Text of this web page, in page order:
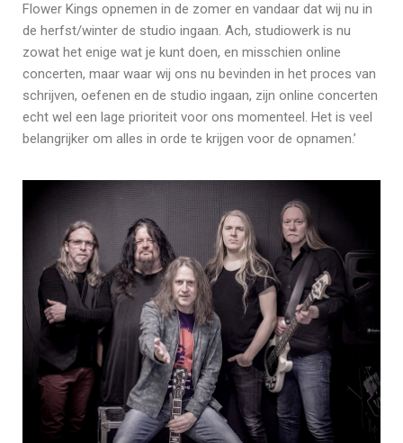
Flower Kings opnemen in de zomer en vandaar dat wij nu in
de herfst/winter de studio ingaan. Ach, studiowerk is nu
zowat het enige wat je kunt doen, en misschien online
concerten, maar waar wij ons nu bevinden in het proces van
schrijven, oefenen en de studio ingaan, zijn online concerten
echt wel een lage prioriteit voor ons momenteel. Het is veel
belangrijker om alles in orde te krijgen voor de opnamen.’